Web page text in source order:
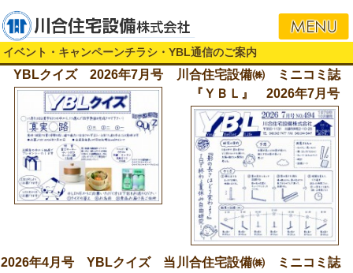
イベント・キャンペーンチラシ・YBL通信のご案内
YBLクイズ 2026年7月号
川合住宅設備㈱ ミニコミ誌
『ＹＢＬ』 2026年7月号
2026年4月号 YBLクイズ 当 川合住宅設備㈱ ミニコミ誌